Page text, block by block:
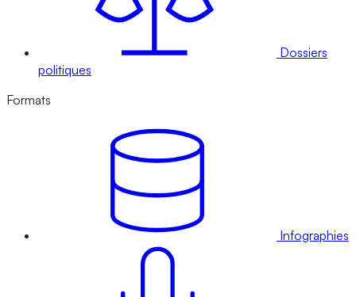
Dossiers
politiques
Formats
Infographies